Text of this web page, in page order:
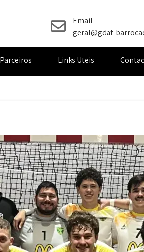
Email
geral@gdat-
Parceiros Links Uteis